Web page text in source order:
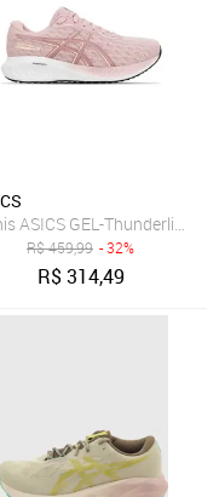
- Asics
ASICS GEL-Thunderlight 2
R$459,99 - 32%
R$314,49